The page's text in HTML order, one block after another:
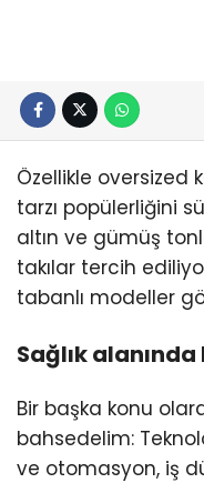
Özellikle oversized
tarzı popülerliğini
altın ve gümüş
takılar tercih
tabanlı modeller
Sağlık
Bir başka konu
bahsedelim:
ve otomasyon, iş